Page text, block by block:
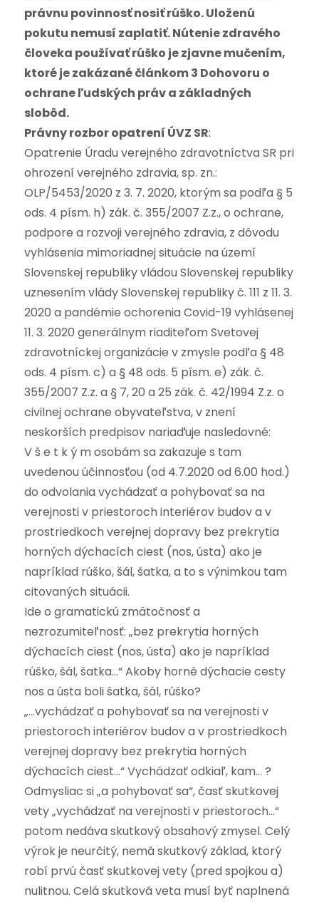
právnu povinnosť nosiť rúško. Uloženú
pokutu nemusí zaplatiť. Nútenie zdravého
človeka používať rúško je zjavne mučením,
ktoré je zakázané článkom 3 Dohovoru o
ochrane ľudských práv a základných
slobôd.
Právny rozbor opatrení ÚVZ SR:
Opatrenie Úradu verejného zdravotníctva SR pri
ohrození verejného zdravia, sp. zn.:
OLP/5453/2020 z 3. 7. 2020, ktorým sa podľa § 5
ods. 4 písm. h) zák. č. 355/2007 Z.z., o ochrane,
podpore a rozvoji verejného zdravia, z dôvodu
vyhlásenia mimoriadnej situácie na území
Slovenskej republiky vládou Slovenskej republiky
uznesením vlády Slovenskej republiky č. 111 z 11. 3.
2020 a pandémie ochorenia Covid-19 vyhlásenej
11. 3. 2020 generálnym riaditeľom Svetovej
zdravotníckej organizácie v zmysle podľa § 48
ods. 4 písm. c) a § 48 ods. 5 písm. e) zák. č.
355/2007 Z.z. a § 7, 20 a 25 zák. č. 42/1994 Z.z. o
civilnej ochrane obyvateľstva, v znení
neskorších predpisov nariaďuje nasledovné:
V š e t k ý m osobám sa zakazuje s tam
uvedenou účinnosťou (od 4.7.2020 od 6.00 hod.)
do odvolania vychádzať a pohybovať sa na
verejnosti v priestoroch interiérov budov a v
prostriedkoch verejnej dopravy bez prekrytia
horných dýchacích ciest (nos, ústa) ako je
napríklad rúško, šál, šatka, a to s výnimkou tam
citovaných situácii.
Ide o gramatickú zmätočnosť a
nezrozumiteľnosť: „bez prekrytia horných
dýchacích ciest (nos, ústa) ako je napríklad
rúško, šál, šatka…“ Akoby horné dýchacie cesty
nos a ústa boli šatka, šál, rúško?
„…vychádzať a pohybovať sa na verejnosti v
priestoroch interiérov budov a v prostriedkoch
verejnej dopravy bez prekrytia horných
dýchacích ciest…“ Vychádzať odkiaľ, kam… ?
Odmysliac si „a pohybovať sa“, časť skutkovej
vety „vychádzať na verejnosti v priestoroch…“
potom nedáva skutkový obsahový zmysel. Celý
výrok je neurčitý, nemá skutkový základ, ktorý
robí prvú časť skutkovej vety (pred spojkou a)
nulitnou. Celá skutková veta musí byť naplnená